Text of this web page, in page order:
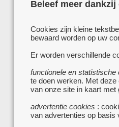
Beleef meer
Cookies zijn kleine
bewaard worden op uw
Er worden verschillende
functionele en statistische
te doen werken. Met
van onze site in kaart met
advertentie cookies :
van advertenties op basis